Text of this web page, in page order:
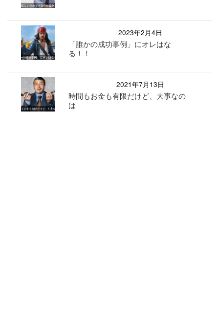
2023年2月4日
「誰かの成功事例」にオレはな
る！！
2021年7月13日
時間もお金も有限だけど、大事なの
は